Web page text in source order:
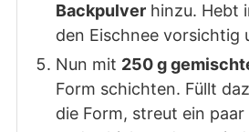
Backpulverhinzu. Hebt
den Eischnee vorsichtig
Nun mit 250 g
Form schichten. Füllt
die Form, streut ein